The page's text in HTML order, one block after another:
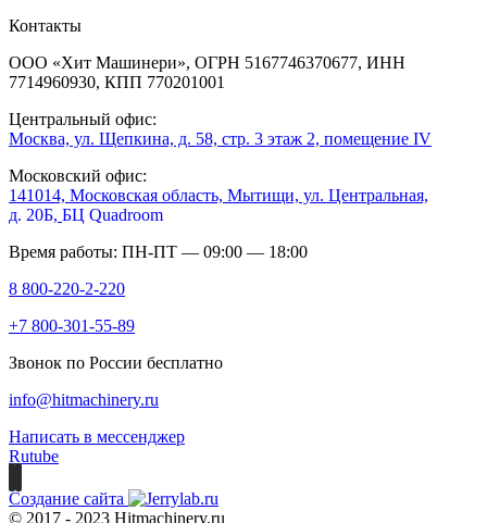
Контакты
ООО «Хит Машинери», ОГРН 5167746370677, ИНН
7714960930, КПП 770201001
Центральный офис:
Москва, ул. Щепкина, д. 58, стр. 3 этаж 2, помещение IV
Московский офис:
141014, Московская область, Мытищи, ул. Центральная,
д. 20Б, БЦ Quadroom
Время работы: ПН-ПТ — 09:00 — 18:00
8 800-220-2-220
+7 800-301-55-89
Звонок по России бесплатно
info@hitmachinery.ru
Написать в мессенджер
Rutube
Создание сайта
© 2017 - 2023 Hitmachinery.ru